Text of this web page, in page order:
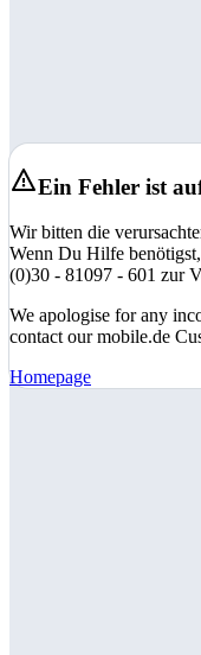
Ein Fehler ist
Wir bitten die
Wenn Du Hilfe
(0)30 - 81097 - 601 zur
We apologise for any
contact our mobile.de
Homepage